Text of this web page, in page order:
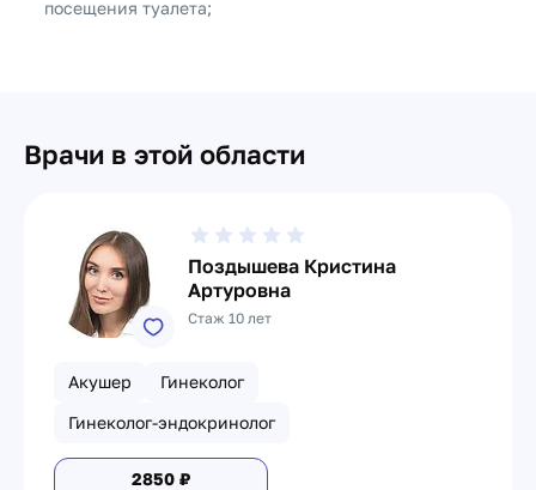
посещения туалета;
Врачи в этой области
Поздышева Кристина
Артуровна
Стаж 10 лет
Акушер
Гинеколог
Гинеколог-эндокринолог
2850 ₽